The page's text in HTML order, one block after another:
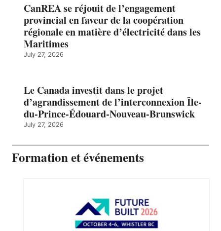
CanREA se réjouit de l’engagement
provincial en faveur de la coopération
régionale en matière d’électricité dans les
Maritimes
July 27, 2026
Le Canada investit dans le projet
d’agrandissement de l’interconnexion Île-
du-Prince-Édouard-Nouveau-Brunswick
July 27, 2026
Formation et événements